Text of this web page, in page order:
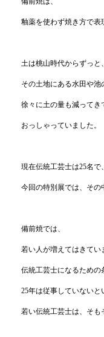
釉薬を使わず焼き方で表
土は桃山時代からずっと、
その土地にある水田や池
徐々に土の量も減ってき
おっしゃっていました。
現在伝統工芸士は25名で、
今回の特別展では、その
備前焼では、
若い人が増えてはきてい
伝統工芸士になるための
25年は従事していないと
若い伝統工芸士は、そも